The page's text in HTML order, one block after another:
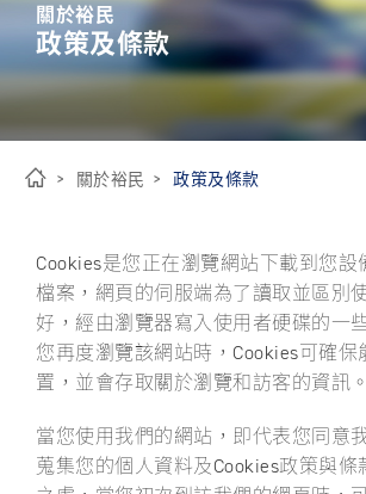
永續經營
優化解決方案
ESG
關於裕民
關於裕民
政策及條款
關於裕民 政策及條款
Cookies是您正在瀏覽網站下載到您設
檔案，網頁的伺服端為了讀取並區別
好，經由瀏覽器寫入使用者硬碟的一
您再度瀏覽該網站時，Cookies可確保
置，並會存取關於瀏覽和訪客的資訊。
當您使用我們的網站，即代表您同意
蒐集您的個人資料及Cookies政策與條